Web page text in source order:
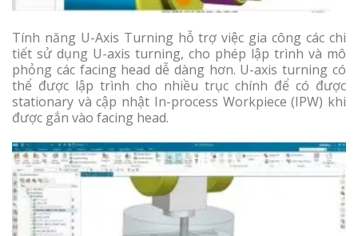
Tính năng U-Axis Turning hỗ trợ việc gia công các chi
tiết sử dụng U-axis turning, cho phép lập trình và mô
phỏng các facing head dễ dàng hơn. U-axis turning có
thể được lập trình cho nhiều trục chính để có được
stationary và cập nhật In-process Workpiece (IPW) khi
được gắn vào facing head.